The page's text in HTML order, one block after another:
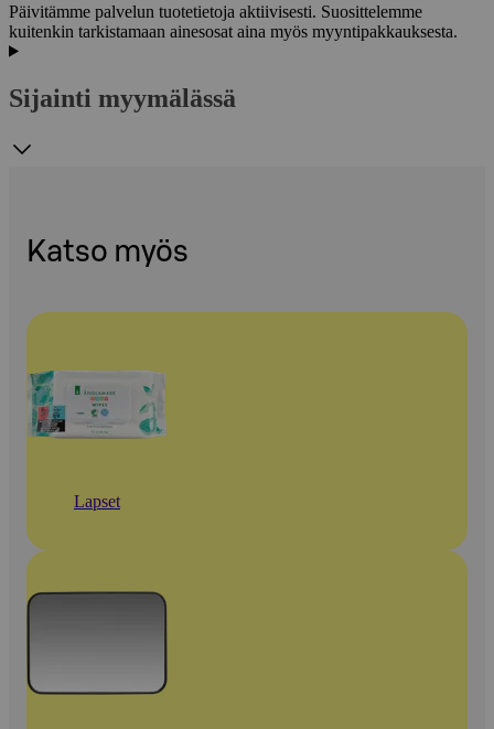
Päivitämme palvelun tuotetietoja aktiivisesti. Suosittelemme
kuitenkin tarkistamaan ainesosat aina myös myyntipakkauksesta.
Sijainti myymälässä
Katso myös
Lapset